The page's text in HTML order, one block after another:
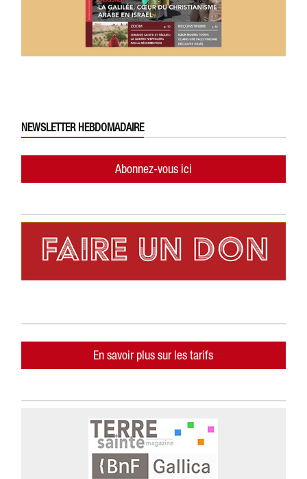
NEWSLETTER HEBDOMADAIRE
Abonnez-vous ici
En savoir plus sur les tarifs